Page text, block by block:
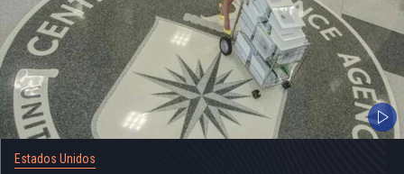
Estados Unidos